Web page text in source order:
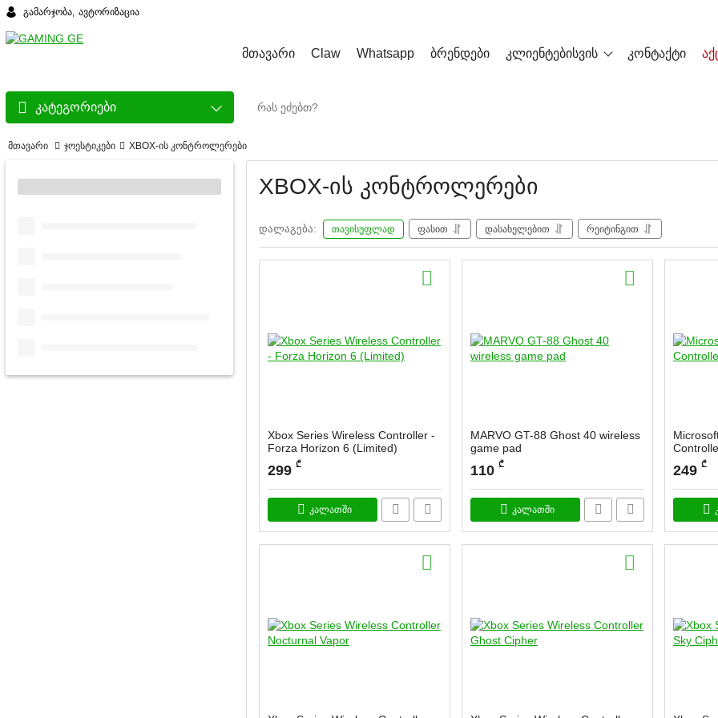
გამარჯობა, ავტორიზაცია
მთავარი Claw Whatsapp ბრენდები კლიენტებისვის კონტაქტი
კატეგორიები
მთავარი ჯოესტიკები XBOX-ის კონტროლერები
XBOX-ის კონტროლერები
დალაგება: თავისუფლად ფასით დასახელებით რეიტინგით
Xbox Series Wireless Controller -
Forza Horizon 6 (Limited)
სასაქონლო კოდი:
299 ₾
კალათში
MARVO GT-88 Ghost 40 wireless
game pad
სასაქონლო კოდი:
110 ₾
კალათში
249 ₾